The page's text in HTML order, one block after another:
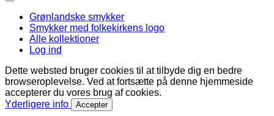
Grønlandske smykker
Smykker med folkekirkens logo
Alle kollektioner
Log ind
Dette websted bruger cookies til at tilbyde dig en bedre
browseroplevelse. Ved at fortsætte på denne hjemmeside
accepterer du vores brug af cookies.
Yderligere info
Accepter